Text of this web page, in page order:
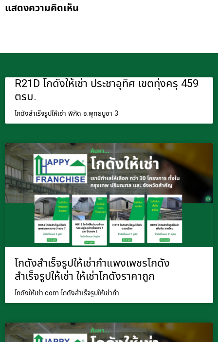
แสดงความคิดเห็น
R21D โกดังให้เช่า ประชาอุทิศ เขตทุ่งครุ 459
ตรม.
โกดังสำเร็จรูปให้เช่า พิกัด ซ.พุทธบูชา 3
โกดังสำเร็จรูปให้เช่ากำแพงเพชรโกดัง
สำเร็จรูปให้เช่า ให้เช่าโกดังราคาถูก
โกดังให้เช่า.com โกดังสำเร็จรูปให้เช่ากำ